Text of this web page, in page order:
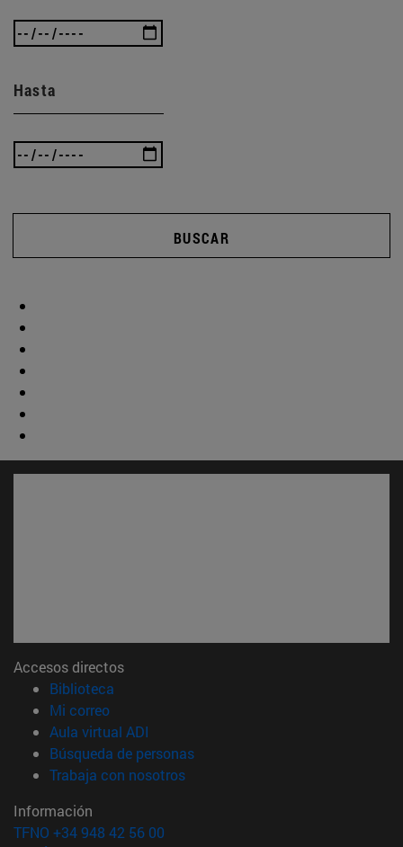
Hasta
BUSCAR
Accesos directos
Biblioteca
Mi correo(abre en nueva ventana)
Aula virtual ADI
Búsqueda de personas(abre en nueva ventana)
Trabaja con nosotros(abre en nueva ventana)
Información
TFNO +34 948 42 56 00